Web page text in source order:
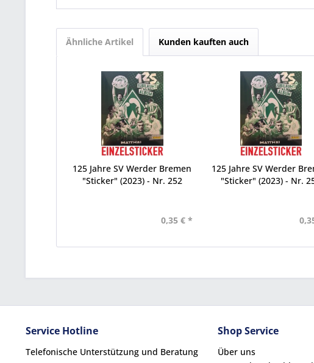
Ähnliche Artikel Kunden kauften auch
125 Jahre SV Werder Bremen
"Sticker" (2023) - Nr. 252
0,35 € *
125 Jahre SV Werder
"Sticker" (2023) - Nr.
Service Hotline
Telefonische Unterstützung und Beratung
Shop Service
Über uns